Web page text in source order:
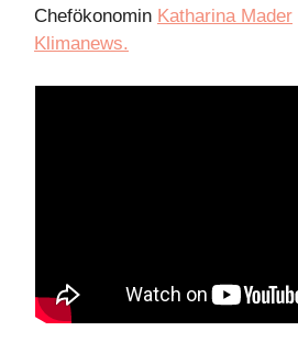
Chefökonomin Katharina Mader
Klimanews.